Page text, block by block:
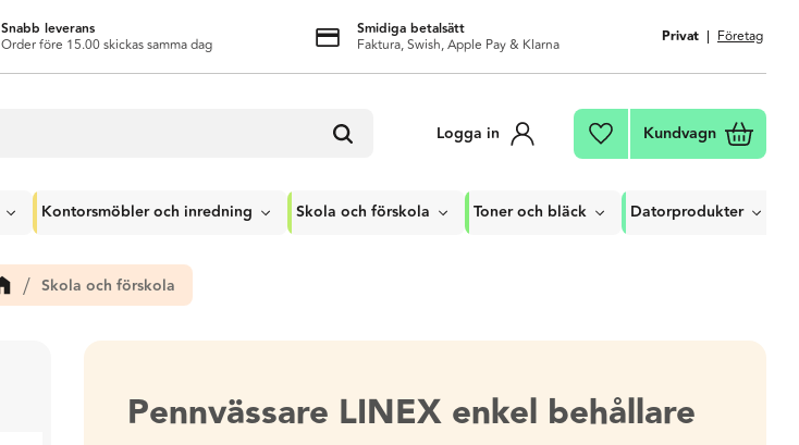
Snabb leverans
Order före 15.00 skickas samma dag
Smidiga betalsätt
Faktura, Swish, Apple Pay & Klarna Privat Företag
Logga in Favoriter
Kundvagn
Kontorsmöbler och inredning Skola och förskola Toner och bläck Datorprodukter
Skola och förskola
Pennvässare LINEX enkel behållare